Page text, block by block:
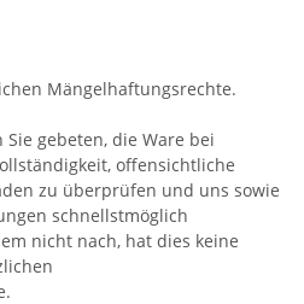
Mängelhaftungsrechte.
gebeten, die Ware bei
offensichtliche
zu überprüfen und uns sowie
schnellstmöglich
nicht nach, hat dies keine